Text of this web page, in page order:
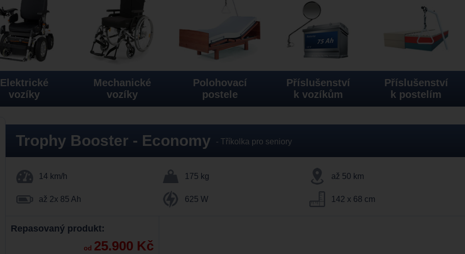
Elektrické
vozíky
Mechanické
vozíky
Polohovací
postele
Příslušenství
k vozíkům
Příslušenství
k postelím
Trophy Booster - Economy - Tříkolka pro seniory
14 km/h 175 kg až 50 km
až 2x 85 Ah 625 W 142 x 68 cm
Repasovaný produkt:
od 25.900 Kč